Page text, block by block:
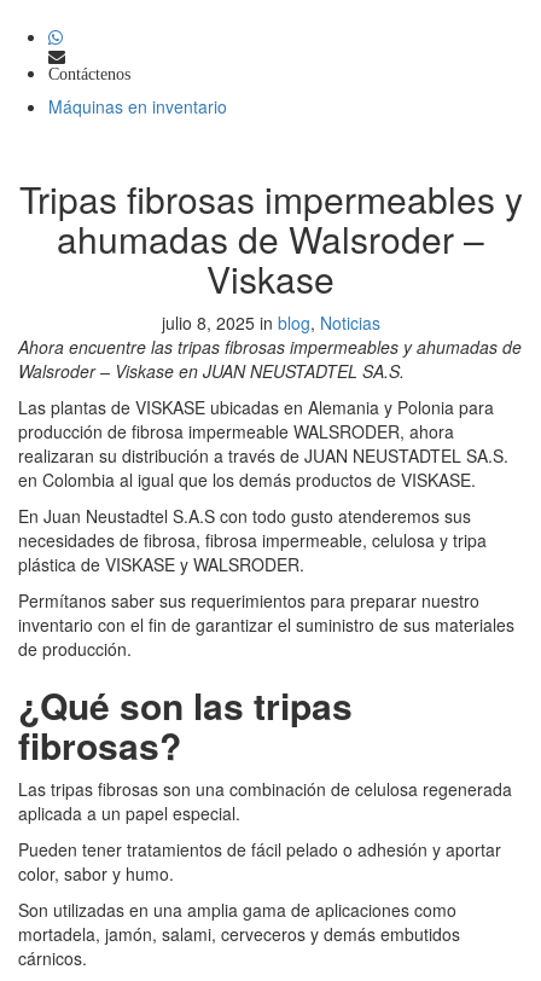
Contáctenos
Máquinas en inventario
Tripas fibrosas impermeables y
ahumadas de Walsroder –
Viskase
julio 8, 2025 in blog, Noticias
Ahora encuentre las tripas fibrosas impermeables y ahumadas de
Walsroder – Viskase en JUAN NEUSTADTEL SA.S.
Las plantas de VISKASE ubicadas en Alemania y Polonia para
producción de fibrosa impermeable WALSRODER, ahora
realizaran su distribución a través de JUAN NEUSTADTEL SA.S.
en Colombia al igual que los demás productos de VISKASE.
En Juan Neustadtel S.A.S con todo gusto atenderemos sus
necesidades de fibrosa, fibrosa impermeable, celulosa y tripa
plástica de VISKASE y WALSRODER.
Permítanos saber sus requerimientos para preparar nuestro
inventario con el fin de garantizar el suministro de sus materiales
de producción.
¿Qué son las tripas
fibrosas?
Las tripas fibrosas son una combinación de celulosa regenerada
aplicada a un papel especial.
Pueden tener tratamientos de fácil pelado o adhesión y aportar
color, sabor y humo.
Son utilizadas en una amplia gama de aplicaciones como
mortadela, jamón, salami, cerveceros y demás embutidos
cárnicos.